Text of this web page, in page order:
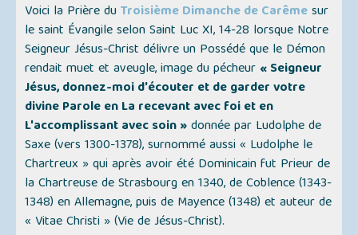
Voici la Prière duTroisième Dimanche de Carêmesur
le saint Évangile selon Saint Luc XI, 14-28 lorsque Notre
Seigneur Jésus-Christ délivre un Possédé que le Démon
rendait muet et aveugle, image du pécheur « Seigneur
Jésus, donnez-moi d'écouter et de garder votre
divine Parole en La recevant avec foi et en
L'accomplissant avec soin »donnée par Ludolphe de
Saxe (vers 1300-1378), surnommé aussi« Ludolphe le
Chartreux »qui après avoir été Dominicain fut Prieur de
la Chartreuse de Strasbourg en 1340, de Coblence (1343-
1348) en Allemagne, puis de Mayence (1348) et auteur de
« Vitae Christi » (Vie de Jésus-Christ).